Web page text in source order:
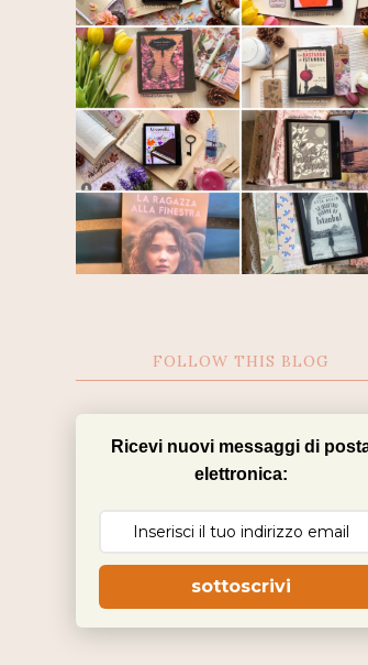
FOLLOW THIS BLOG
Ricevi nuovi messaggi di
elettronica:
sottoscrivi